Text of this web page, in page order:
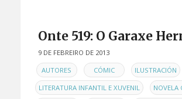
Onte 519: O Garaxe
9 DE FEBREIRO DE 2013
EN AUTORES , CÓMIC , ILUSTRACIÓN ,
LITERATURA INFANTIL E XUVENIL , NOVELA